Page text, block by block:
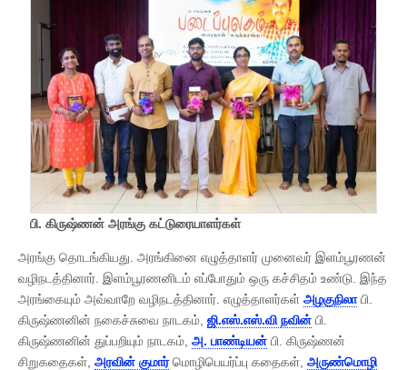
பி. கிருஷ்ணன் அரங்கு கட்டுரையாளர்கள்
அரங்கு தொடங்கியது. அரங்கினை எழுத்தாளர் முனைவர் இளம்பூரணன்
வழிநடத்தினார். இளம்பூரணனிடம் எப்போதும் ஒரு கச்சிதம் உண்டு. இந்த
அரங்கையும் அவ்வாறே வழிநடத்தினார். எழுத்தாளர்கள் அழகுநிலாபி.
கிருஷ்ணனின் நகைச்சுவை நாடகம், ஜி.எஸ்.எஸ்.வி நவின் பி.
கிருஷ்ணனின் துப்பறியும் நாடகம், அ. பாண்டியன் பி. கிருஷ்ணன்
சிறுகதைகள், அரவின் குமார்மொழிபெயர்ப்பு கதைகள், அருண்மொழி